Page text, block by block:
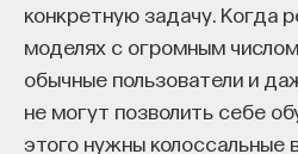
конкретную задачу. Когда
моделях с огромным
обычные пользователи и
не могут позволить себе
этого нужны колоссальные